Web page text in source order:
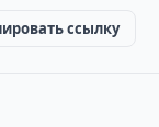
ссылку